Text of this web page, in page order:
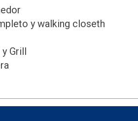
y walking closeth
Grill